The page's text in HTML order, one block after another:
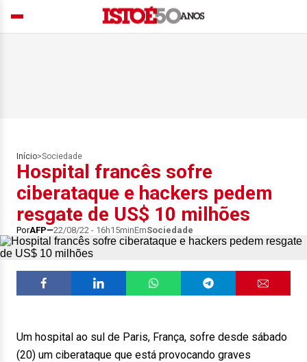
Início>Sociedade
Hospital francês sofre
ciberataque e hackers pedem
resgate de US$ 10 milhões
PorAFP 22/08/22 - 16h15minEmSociedade
Um hospital ao sul de Paris, França, sofre desde sábado
(20) um ciberataque que está provocando graves